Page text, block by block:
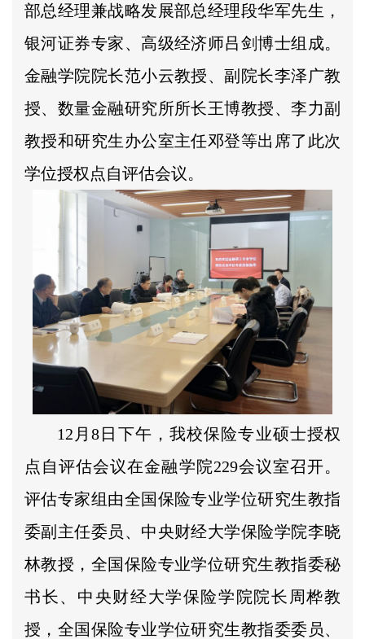
部总经理兼战略发展部总经理段华军先生，
银河证券专家、高级经济师吕剑博士组成。
金融学院院长范小云教授、副院长李泽广教
授、数量金融研究所所长王博教授、李力副
教授和研究生办公室主任邓登等出席了此次
学位授权点自评估会议。
12月8日下午，我校保险专业硕士授权
点自评估会议在金融学院229会议室召开。
评估专家组由全国保险专业学位研究生教指
委副主任委员、中央财经大学保险学院李晓
林教授，全国保险专业学位研究生教指委秘
书长、中央财经大学保险学院院长周桦教
授，全国保险专业学位研究生教指委委员、